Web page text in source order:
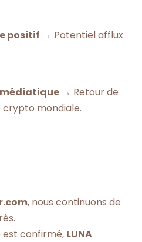
positif → Potentiel afflux
→ Retour de
crypto mondiale.
, nous continuons de
est confirmé, LUNA